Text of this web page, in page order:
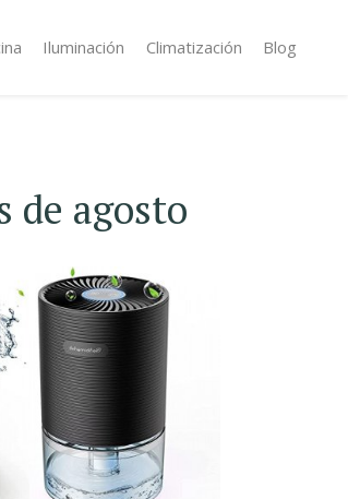
Iluminación Climatización Blog
de agosto